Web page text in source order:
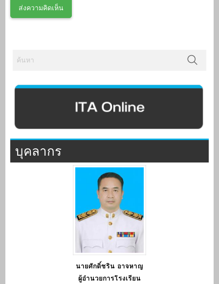
บุคลากร
นายศักดิ์ชริน อาจหาญ
ผู้อำนวยการโรงเรียน